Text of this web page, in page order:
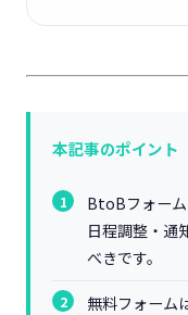
本記事のポイント
BtoBフォーム
日程調整・通
べきです。
無料フォーム